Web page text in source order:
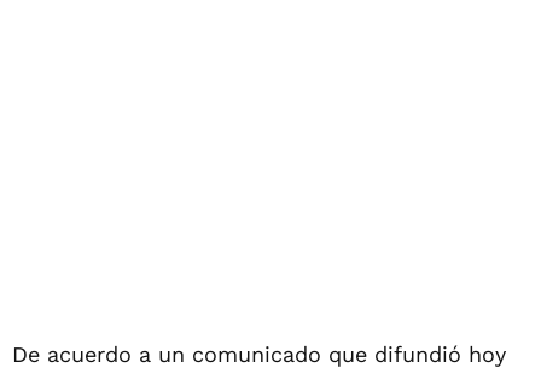
De acuerdo a un comunicado que difundió hoy